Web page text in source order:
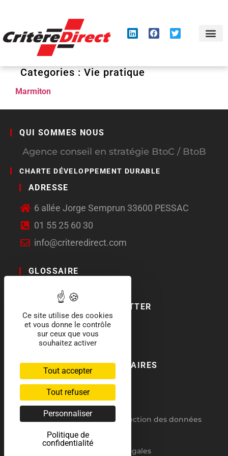
Categories :Vie pratique
Marmiton
QUI SOMMES NOUS
Agence conseil en stratégie BtoC / BtoB
CHARTE DÉVELOPPEMENT DURABLE
ADRESSE
6 allée Jorge Semprun 33600 PESSAC
01 55 25 60 30
info@criteredirect.com
GLOSSAIRE
LE BLOG
ABONNEMENT NEWSLETTER
SOCIAL MEDIA
NOS LABELS ET PARTENAIRES
RGPD : politique de protection des données
Mentions légales
Ce site utilise des cookies
et vous donne le contrôle
sur ceux que vous
souhaitez activer
Tout accepter
Tout refuser
Personnaliser
Politique de
confidentialité